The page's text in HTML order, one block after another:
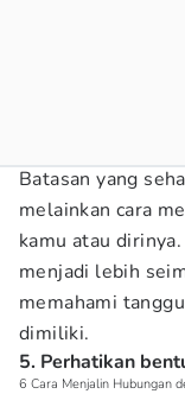
Batasan yang
melainkan cara
kamu atau
menjadi lebih
memahami
dimiliki.
5. Perhatikan
6 Cara Menjalin Hubungan